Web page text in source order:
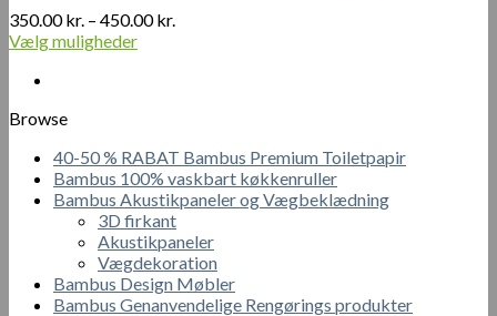
kan
vælges
350.00kr. – 450.00kr.
Vælg muligheder
vare
flere
Mulighederne
kan
vælges
varesiden
Browse
40-50 % RABAT Bambus Premium Toiletpapir
Bambus 100% vaskbart køkkenruller
Bambus Akustikpaneler og Vægbeklædning
3D firkant
Akustikpaneler
Vægdekoration
Bambus Design Møbler
Bambus Genanvendelige Rengørings produkter